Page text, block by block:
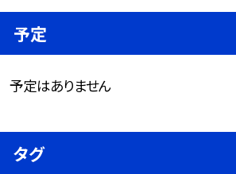
予定
予定はありません
タグ